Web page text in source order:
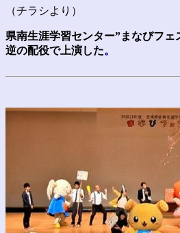
（チラシより）
県南生涯学習センター”まなびフ
逆の配役で上演した。